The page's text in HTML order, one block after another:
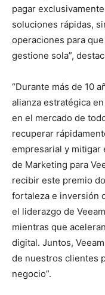
pagar
soluciones rápidas,
operaciones para
gestione sola”,
“Durante más de 10
alianza estratégica
en el mercado de
recuperar
empresarial y mitigar
de Marketing para
recibir este premio
fortaleza e inversión
el liderazgo de
mientras que
digital. Juntos,
de nuestros clientes
negocio”.